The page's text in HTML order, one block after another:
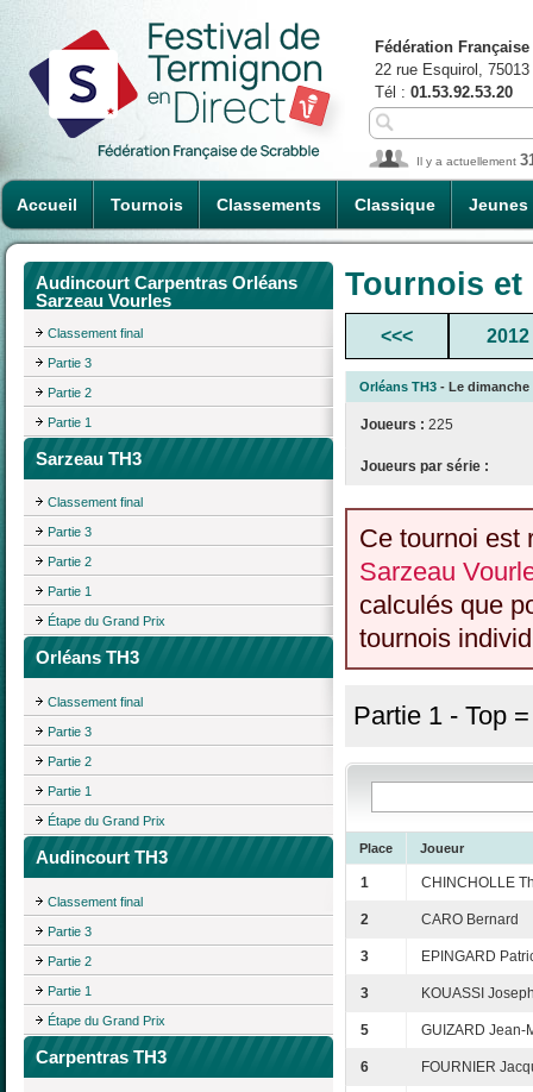
Accueil Tournois Classements Classique Jeunes
Fédération
22 rue Esquirol,
Tél : 01.53.92.53.20
Il y a actuellement
Audincourt Carpentras Orléans
Sarzeau Vourles
Classement final
Partie 3
Partie 2
Partie 1
Sarzeau TH3
Classement final
Partie 3
Partie 2
Partie 1
Étape du Grand Prix
Orléans TH3
Classement final
Partie 3
Partie 2
Partie 1
Étape du Grand Prix
Audincourt TH3
Classement final
Partie 3
Partie 2
Partie 1
Étape du Grand Prix
Carpentras TH3
Tournois
<<< 2012
Orléans TH3 - Le dimanche
Joueurs : 225
Joueurs par série :
Ce tournoi est
Sarzeau
calculés que
tournois
Partie 1 - Top
Place Joueur
1 CHINCHOLLE
2 CARO Bernard
3 EPINGARD
3 KOUASSI
5 GUIZARD Jean-
6 FOURNIER